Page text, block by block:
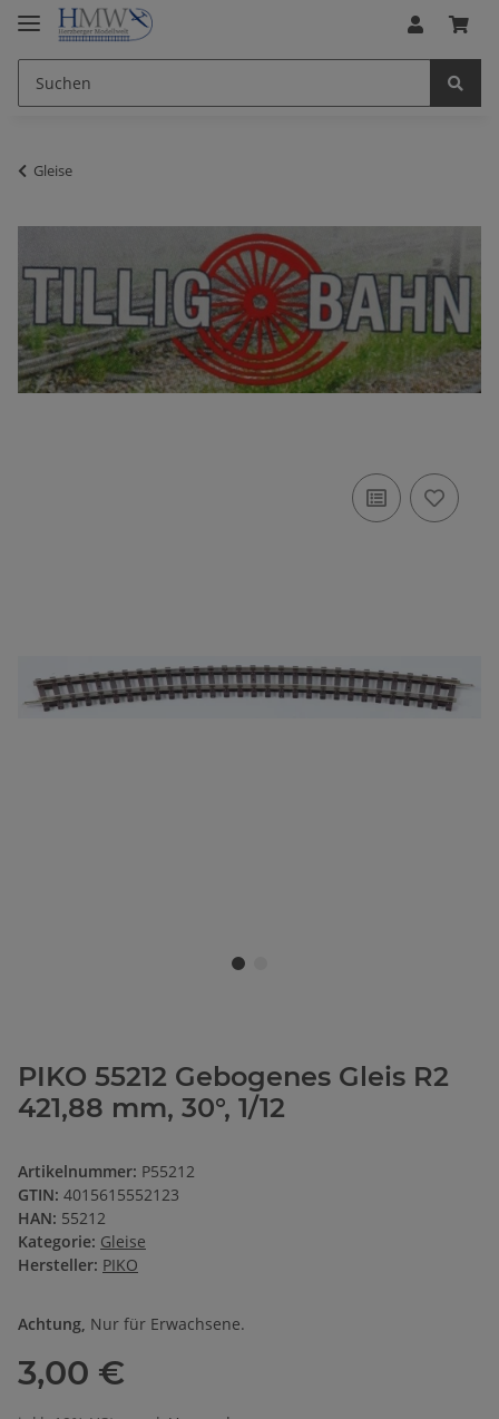
Gleise
PIKO 55212 Gebogenes Gleis R2
421,88 mm, 30°, 1/12
Artikelnummer: P55212
GTIN: 4015615552123
HAN: 55212
Kategorie: Gleise
Hersteller: PIKO
Achtung, Nur für Erwachsene.
3,00 €